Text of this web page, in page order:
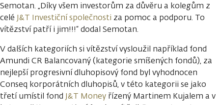
Semotan. „Díky všem investorům za důvěru a kolegům z
celé J&T Investiční společnosti za pomoc a podporu. To
vítězství patří i jim!!!“ dodal Semotan.
V dalších kategoriích si vítězství vysloužil například fond
Amundi CR Balancovaný (kategorie smíšených fondů), za
nejlepší progresivní dluhopisový fond byl vyhodnocen
Conseq korporátních dluhopisů, v této kategorii se jako
třetí umístil fond J&T Money řízený Martinem Kujalem a v